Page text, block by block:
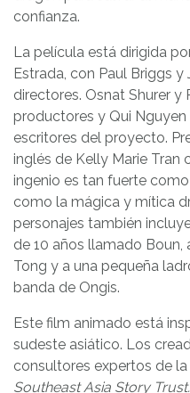
confianza.
La película está dirigida
Estrada, con Paul Briggs
directores. Osnat Shurer y
productores y Qui
escritores del proyecto.
inglés de Kelly Marie Tran
ingenio es tan fuerte
como la mágica y mítica
personajes también
de 10 años llamado
Tong y a una pequeña
banda de Ongis.
Este film animado está
sudeste asiático. Los
consultores expertos de
Southeast Asia Story Trust.